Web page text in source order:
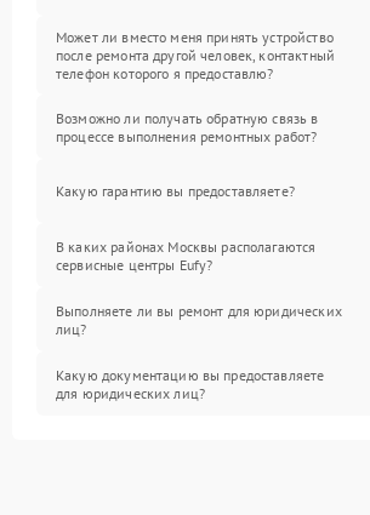
Может ли вместо меня принять устройство
после ремонта другой человек, контактный
телефон которого я предоставлю?
Возможно ли получать обратную связь в
процессе выполнения ремонтных работ?
Какую гарантию вы предоставляете?
В каких районах Москвы располагаются
сервисные центры Eufy?
Выполняете ли вы ремонт для юридических
лиц?
Какую документацию вы предоставляете
для юридических лиц?